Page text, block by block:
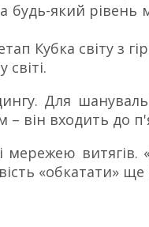
який рівень
Кубка світу з
Для
він входить до
мережею
«обкатати»